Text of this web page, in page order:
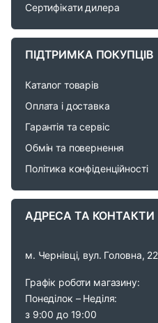
C
Сертифікати дилера
ПІДТРИМКА ПОКУПЦІВ
Каталог товарів
Оплата і доставка
Гарантія та сервіс
Обмін та повернення
Політика конфіденційності
АДРЕСА ТА КОНТАКТИ
м. Чернівці, вул. Головна,
Графік роботи магазину:
Понеділок – Неділя:
з 9:00 до 19:00